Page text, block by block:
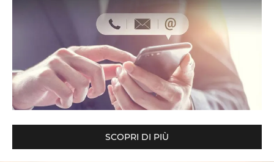
SCOPRI DI PIÙ